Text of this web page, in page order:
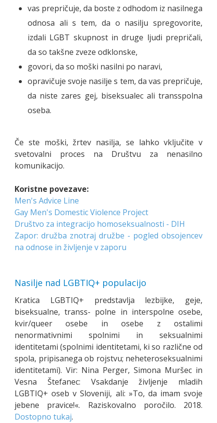
vas prepričuje, da boste z odhodom iz nasilnega
odnosa ali s tem, da o nasilju spregovorite,
izdali LGBT skupnost in druge ljudi prepričali,
da so takšne zveze odklonske,
govori, da so moški nasilni po naravi,
opravičuje svoje nasilje s tem, da vas prepričuje,
da niste zares gej, biseksualec ali transspolna
oseba.
Če ste moški, žrtev nasilja, se lahko vključite v
svetovalni proces na Društvu za nenasilno
komunikacijo.
Koristne povezave:
Men's Advice Line
Gay Men's Domestic Violence Project
Društvo za integracijo homoseksualnosti - DIH
Zapor: družba znotraj družbe - pogled obsojencev
na odnose in življenje v zaporu
Nasilje nad LGBTIQ+ populacijo
Kratica LGBTIQ+ predstavlja lezbijke, geje,
biseksualne, transs- polne in interspolne osebe,
kvir/queer osebe in osebe z ostalimi
nenormativnimi spolnimi in seksualnimi
identitetami (spolnimi identitetami, ki so različne od
spola, pripisanega ob rojstvu; neheteroseksualnimi
identitetami). Vir: Nina Perger, Simona Muršec in
Vesna Štefanec: Vsakdanje življenje mladih
LGBTIQ+ oseb v Sloveniji, ali: »To, da imam svoje
jebene pravice!«. Raziskovalno poročilo. 2018.
Dostopno tukaj.